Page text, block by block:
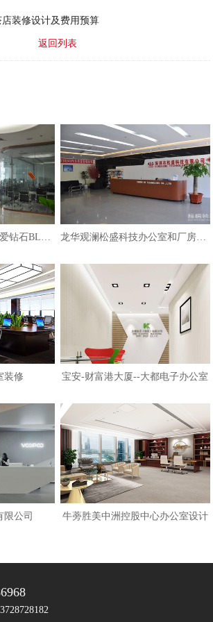
装修设计及费用预算
返回列表
南山-汉京国际大厦-彼爱钻石BLOVES 龙华观澜松盛科技办公室和厂房装修
装修 宝安-财富港大厦--大都电子办公室
限公司 牛蒡胜美中洲控股中心办公室设计